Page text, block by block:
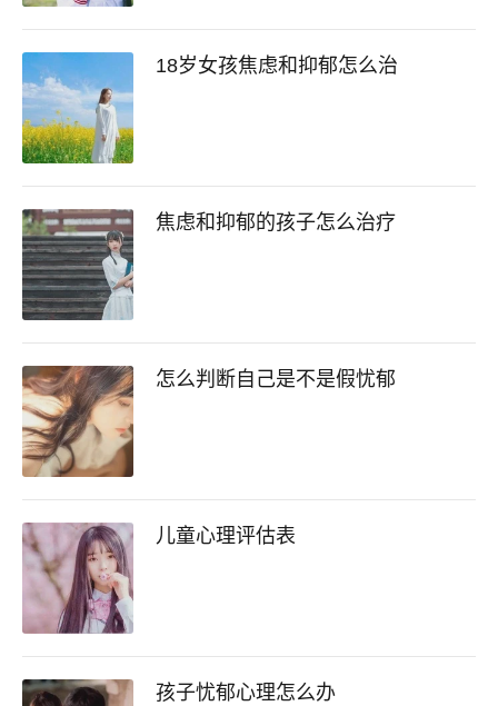
18岁女孩焦虑和抑郁怎么治
焦虑和抑郁的孩子怎么治疗
怎么判断自己是不是假忧郁
儿童心理评估表
孩子忧郁心理怎么办